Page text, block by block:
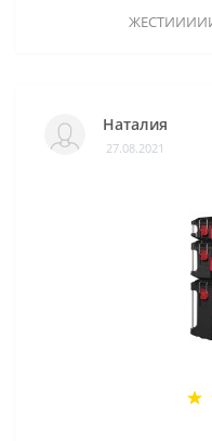
Наталия
27.08.2021